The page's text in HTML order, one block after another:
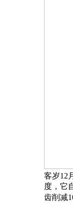
客岁12
度，它
齿削减